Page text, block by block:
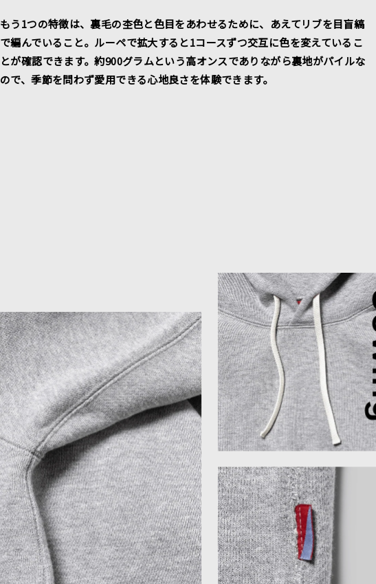
もう1つの特徴は、裏毛の杢色と色目をあわせるために、あえてリブを目盲縞
で編んでいること。ルーペで拡大すると1コースずつ交互に色を変えているこ
とが確認できます。約900グラムという高オンスでありながら裏地がパイルな
ので、季節を問わず愛用できる心地良さを体験できます。